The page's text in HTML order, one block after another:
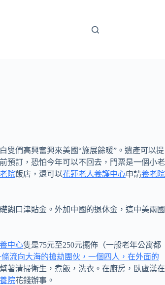
叟們高興奮興來美國“施展餘暖”。遺產可以提
預訂，恐怕今年可以不回去，門票是一個小老
院飯店，還可以花蓮老人養護中心申請養老院
餬口津貼金。外加中國的退休金，這中美兩國
中心隻是75元至250元擺佈（一般老年公寓都
流向大海的搶劫團伙，一個四人，在外面的
著清掃衛生，煮飯，洗衣。在廚房，臥盧漢在
院花錢辦事。